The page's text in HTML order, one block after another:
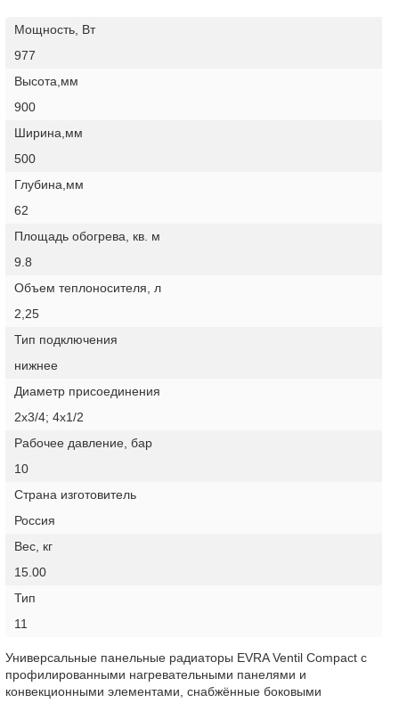
Мощность, Вт
977
Высота,мм
900
Ширина,мм
500
Глубина,мм
62
Площадь обогрева, кв. м
9.8
Объем теплоносителя, л
2,25
Тип подключения
нижнее
Диаметр присоединения
2х3/4; 4х1/2
Рабочее давление, бар
10
Страна изготовитель
Россия
Вес, кг
15.00
Тип
11
Универсальные панельные радиаторы EVRA Ventil Compact с
профилированными нагревательными панелями и
конвекционными элементами, снабжённые боковыми